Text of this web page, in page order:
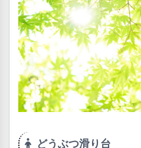
どうぶつ滑り台